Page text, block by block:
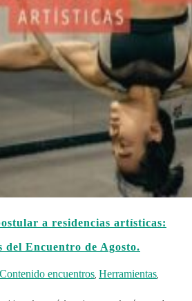
a residencias artísticas:
del Encuentro de Agosto.
Contenido encuentros Herramientas